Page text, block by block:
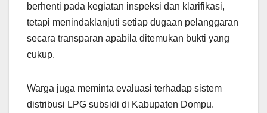
berhenti pada kegiatan inspeksi dan klarifikasi,
tetapi menindaklanjuti setiap dugaan pelanggaran
secara transparan apabila ditemukan bukti yang
cukup.
Warga juga meminta evaluasi terhadap sistem
distribusi LPG subsidi di Kabupaten Dompu.